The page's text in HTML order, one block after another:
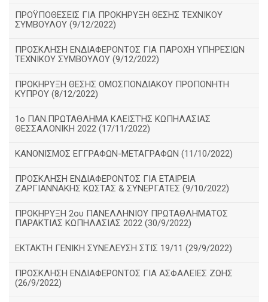
ΠΡΟΫΠΟΘΕΣΕΙΣ ΓΙΑ ΠΡΟΚΗΡΥΞΗ ΘΕΣΗΣ ΤΕΧΝΙΚΟΥ
ΣΥΜΒΟΥΛΟΥ (9/12/2022)
ΠΡΟΣΚΛΗΣΗ ΕΝΔΙΑΦΕΡΟΝΤΟΣ ΓΙΑ ΠΑΡΟΧΗ ΥΠΗΡΕΣΙΩΝ
ΤΕΧΝΙΚΟΥ ΣΥΜΒΟΥΛΟΥ (9/12/2022)
ΠΡΟΚΗΡΥΞΗ ΘΕΣΗΣ ΟΜΟΣΠΟΝΔΙΑΚΟΥ ΠΡΟΠΟΝΗΤΗ
ΚΥΠΡΟΥ (8/12/2022)
1ο ΠΑΝ.ΠΡΩΤΑΘΛΗΜΑ ΚΛΕΙΣΤΉΣ ΚΩΠΗΛΑΣΙΑΣ
ΘΕΣΣΑΛΟΝΙΚΗ 2022 (17/11/2022)
ΚΑΝΟΝΙΣΜΟΣ ΕΓΓΡΑΦΩΝ-ΜΕΤΑΓΡΑΦΩΝ (11/10/2022)
ΠΡΟΣΚΛΗΣΗ ΕΝΔΙΑΦΕΡΟΝΤΟΣ ΓΙΑ ΕΤΑΙΡΕΙΑ
ΖΑΡΓΙΑΝΝΑΚΗΣ ΚΩΣΤΑΣ & ΣΥΝΕΡΓΑΤΕΣ (9/10/2022)
ΠΡΟΚΗΡΥΞΗ 2ου ΠΑΝΕΛΛΗΝΙΟΥ ΠΡΩΤΑΘΛΗΜΑΤΟΣ
ΠΑΡΑΚΤΙΑΣ ΚΩΠΗΛΑΣΙΑΣ 2022 (30/9/2022)
ΕΚΤΑΚΤΗ ΓΕΝΙΚΗ ΣΥΝΕΛΕΥΣΗ ΣΤΙΣ 19/11 (29/9/2022)
ΠΡΟΣΚΛΗΣΗ ΕΝΔΙΑΦΕΡΟΝΤΟΣ ΓΙΑ ΑΣΦΑΛΕΙΕΣ ΖΩΗΣ
(26/9/2022)